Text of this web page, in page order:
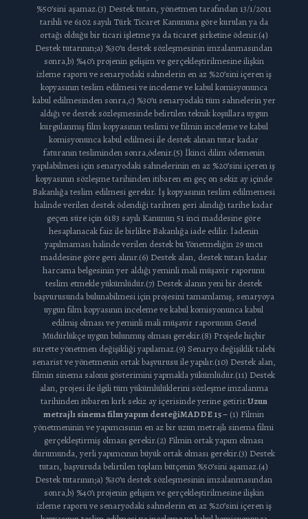
%50’sini aşamaz.(3) Destek tutarı, yönetmen tarafından 13/1/2011
tarihli ve 6102 sayılı Türk Ticaret Kanununa göre kurulan ya da
ortağı olduğu bir ticari işletme ya da ticaret şirketine ödenir.(4)
Destek tutarının;a) %30’u destek sözleşmesinin imzalanmasından
sonra,b) %40’ı projenin gelişim ve gerçekleştirilmesine ilişkin
izleme raporu ve senaryodaki sahnelerin en az %20’sini içeren iş
kopyasının teslim edilmesi ve inceleme ve kabul komisyonunca
kabul edilmesinden sonra,c) %30’u senaryodaki tüm sahnelerin yer
aldığı ve destek sözleşmesinde belirtilen teknik koşullara uygun
kurgulanmış film kopyasının teslimi ve filmin inceleme ve kabul
komisyonunca kabul edilmesi ile destek alınan tutar kadar
faturanın tesliminden sonra,ödenir.(5) İkinci dilim ödemenin
yapılabilmesi için senaryodaki sahnelerinin en az %20’sini içeren iş
kopyasının sözleşme tarihinden itibaren en geç on sekiz ay içinde
Bakanlığa teslim edilmesi gerekir. İş kopyasının teslim edilmemesi
halinde verilen destek ödendiği tarihten geri alındığı tarihe kadar
geçen süre için 6183 sayılı Kanunun 51 inci maddesine göre
hesaplanacak faiz ile birlikte Bakanlığa iade edilir. İadenin
yapılmaması halinde verilen destek bu Yönetmeliğin 29 uncu
maddesine göre geri alınır.(6) Destek alan, destek tutarı kadar
harcama belgesinin yer aldığı yeminli mali müşavir raporunu
teslim etmekle yükümlüdür.(7) Destek alanın yeni bir destek
başvurusunda bulunabilmesi için projesini tamamlamış, senaryoya
uygun film kopyasının inceleme ve kabul komisyonunca kabul
edilmiş olması ve yeminli mali müşavir raporunun Genel
Müdürlükçe uygun bulunmuş olması gerekir.(8) Projede hiçbir
surette yönetmen değişikliği yapılamaz.(9) Senaryo değişiklik talebi
senarist ve yönetmenin ortak başvurusu ile yapılır.(10) Destek alan,
filmin sinema salonu gösterimini yapmakla yükümlüdür.(11) Destek
alan, projesi ile ilgili tüm yükümlülüklerini sözleşme imzalanma
tarihinden itibaren kırk sekiz ay içerisinde yerine getirir.Uzun
metrajlı sinema film yapım desteğiMADDE 15 – (1) Filmin
yönetmeninin ve yapımcısının en az bir uzun metrajlı sinema filmi
gerçekleştirmiş olması gerekir.(2) Filmin ortak yapım olması
durumunda, yerli yapımcının büyük ortak olması gerekir.(3) Destek
tutarı, başvuruda belirtilen toplam bütçenin %50’sini aşamaz.(4)
Destek tutarının;a) %30’u destek sözleşmesinin imzalanmasından
sonra,b) %40’ı projenin gelişim ve gerçekleştirilmesine ilişkin
izleme raporu ve senaryodaki sahnelerin en az %20’sini içeren iş